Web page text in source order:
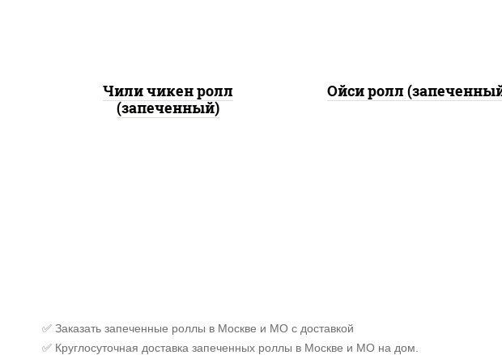
Чили чикен ролл
(запеченный)
Ойси ролл
✅ Заказать запеченные роллы в Москве и МО с доставкой
✅ Круглосуточная доставка запеченных роллы в Москве и МО на дом.